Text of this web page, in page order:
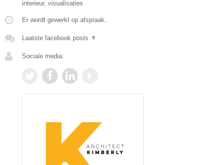
interieur, visualisaties
Er wordt gewerkt op afspraak.
Laatste facebook posts ▼
Sociale media: